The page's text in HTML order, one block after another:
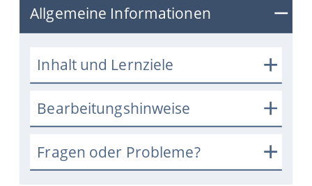
Allgemeine Informationen
Inhalt und Lernziele
Bearbeitungshinweise
Fragen oder Probleme?